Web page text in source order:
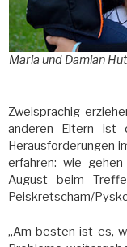
Maria und Damian
Zweisprachig
anderen Eltern ist
Herausforderungen
erfahren: wie
August beim
Peiskretscham/
„Am besten ist es,